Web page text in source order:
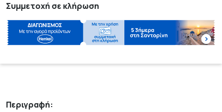
Συμμετοχή σε κλήρωση
Περιγραφή: